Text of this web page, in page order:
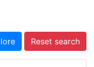
Reset search